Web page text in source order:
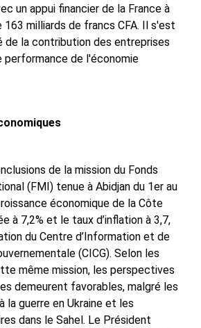
un appui financier de la France à
163 milliards de francs CFA. Il s'est
la contribution des entreprises
de l'économie
de la mission du Fonds
(FMI) tenue à Abidjan du 1er au
économique de la Côte
à 7,2% et le taux d’inflation à 3,7,
du Centre d’Information et de
(CICG). Selon les
même mission, les perspectives
demeurent favorables, malgré les
la guerre en Ukraine et les
dans le Sahel. Le Président